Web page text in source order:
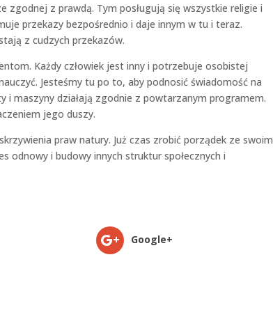
zgodnej z prawdą. Tym posługują się wszystkie religie i
przekazy bezpośrednio i daje innym w tu i teraz.
z cudzych przekazów.
Każdy człowiek jest inny i potrzebuje osobistej
Jesteśmy tu po to, aby podnosić świadomość na
i maszyny działają zgodnie z powtarzanym programem.
jego duszy.
praw natury. Już czas zrobić porządek ze swoim
odnowy i budowy innych struktur społecznych i
Google+